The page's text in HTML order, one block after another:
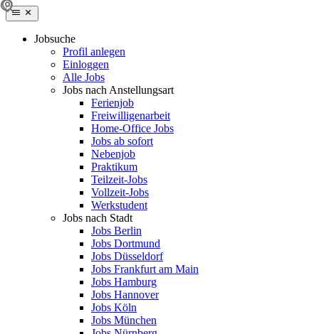
Jobsuche
Profil anlegen
Einloggen
Alle Jobs
Jobs nach Anstellungsart
Ferienjob
Freiwilligenarbeit
Home-Office Jobs
Jobs ab sofort
Nebenjob
Praktikum
Teilzeit-Jobs
Vollzeit-Jobs
Werkstudent
Jobs nach Stadt
Jobs Berlin
Jobs Dortmund
Jobs Düsseldorf
Jobs Frankfurt am Main
Jobs Hamburg
Jobs Hannover
Jobs Köln
Jobs München